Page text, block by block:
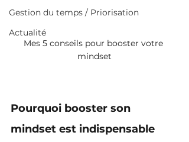
Gestion du temps / Priorisation
Actualité
Mes 5 conseils pour booster votre
mindset
Pourquoi booster son
mindset est indispensable